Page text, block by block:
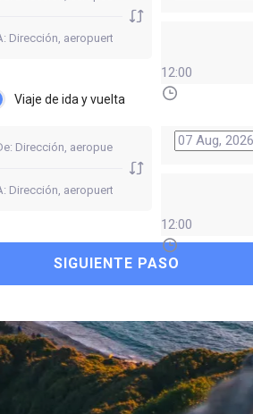
12:00
Viaje de ida y vuelta
12:00
SIGUIENTE PASO